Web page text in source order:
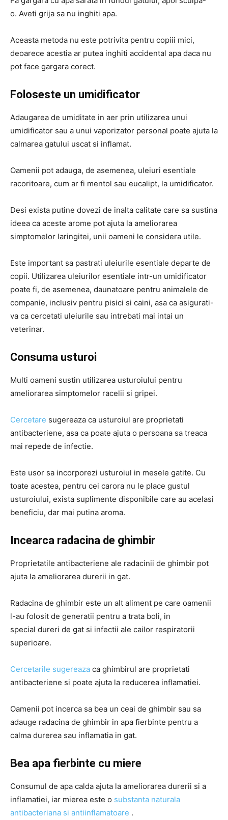
o. Aveti grija sa nu inghiti apa.
Aceasta metoda nu este potrivita pentru copiii mici,
deoarece acestia ar putea inghiti accidental apa daca nu
pot face gargara corect.
Foloseste un umidificator
Adaugarea de umiditate in aer prin utilizarea unui
umidificator sau a unui vaporizator personal poate ajuta la
calmarea gatului uscat si inflamat.
Oamenii pot adauga, de asemenea, uleiuri esentiale
racoritoare, cum ar fi mentol sau eucalipt, la umidificator.
Desi exista putine dovezi de inalta calitate care sa sustina
ideea ca aceste arome pot ajuta la ameliorarea
simptomelor laringitei, unii oameni le considera utile.
Este important sa pastrati uleiurile esentiale departe de
copii. Utilizarea uleiurilor esentiale intr-un umidificator
poate fi, de asemenea, daunatoare pentru animalele de
companie, inclusiv pentru pisici si caini, asa ca asigurati-
va ca cercetati uleiurile sau intrebati mai intai un
veterinar.
Consuma usturoi
Multi oameni sustin utilizarea usturoiului pentru
ameliorarea simptomelor racelii si gripei.
Cercetare sugereaza ca usturoiul are proprietati
antibacteriene, asa ca poate ajuta o persoana sa treaca
mai repede de infectie.
Este usor sa incorporezi usturoiul in mesele gatite. Cu
toate acestea, pentru cei carora nu le place gustul
usturoiului, exista suplimente disponibile care au acelasi
beneficiu, dar mai putina aroma.
Incearca radacina de ghimbir
Proprietatile antibacteriene ale radacinii de ghimbir pot
ajuta la ameliorarea durerii in gat.
Radacina de ghimbir este un alt aliment pe care oamenii
l-au folosit de generatii pentru a trata boli, in
special dureri de gat si infectii ale cailor respiratorii
superioare.
Cercetarile sugereaza ca ghimbirul are proprietati
antibacteriene si poate ajuta la reducerea inflamatiei.
Oamenii pot incerca sa bea un ceai de ghimbir sau sa
adauge radacina de ghimbir in apa fierbinte pentru a
calma durerea sau inflamatia in gat.
Bea apa fierbinte cu miere
Consumul de apa calda ajuta la ameliorarea durerii si a
inflamatiei, iar mierea este o substanta naturala
antibacteriana si antiinflamatoare .